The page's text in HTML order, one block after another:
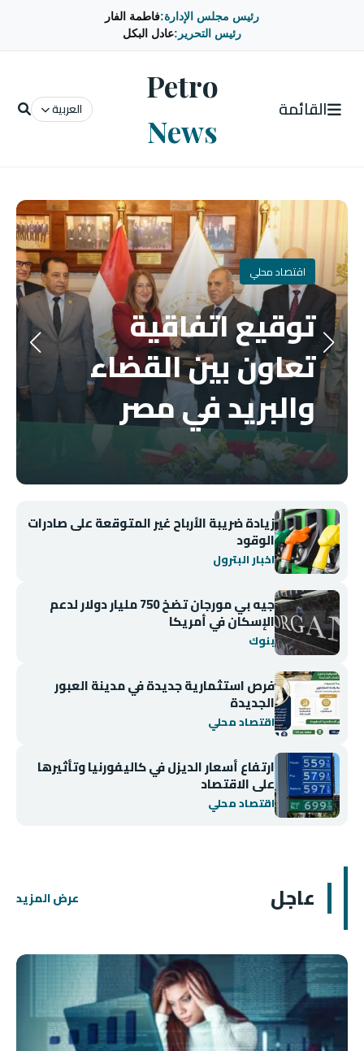
رئيس مجلس الإدارة:فاطمة الفار
رئيس التحرير:عادل البكل
القائمة
Petro
News
العربية
اقتصاد محلي
توقيع اتفاقية
تعاون بين القضاء
والبريد في مصر
زيادة ضريبة الأرباح غير المتوقعة على صادرات
الوقود
اخبار البترول
جيه بي مورجان تضخ 750 مليار دولار لدعم
الإسكان في أمريكا
بنوك
فرص استثمارية جديدة في مدينة العبور
الجديدة
اقتصاد محلي
ارتفاع أسعار الديزل في كاليفورنيا وتأثيرها
على الاقتصاد
اقتصاد محلي
عاجل عرض المزيد